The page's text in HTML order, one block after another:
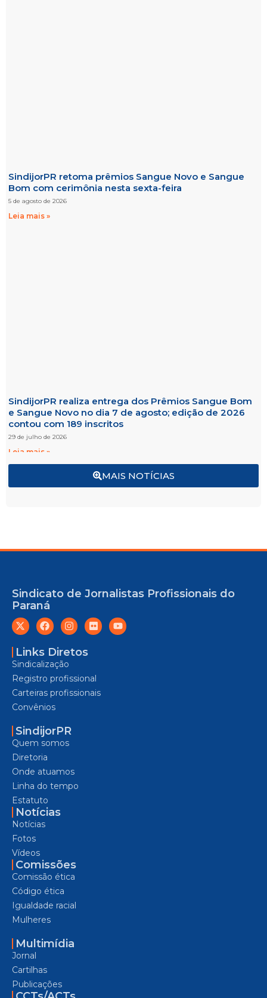
MAIS NOTÍCIAS
SindijorPR retoma prêmios Sangue Novo e Sangue
Bom com cerimônia nesta sexta-feira
5 de agosto de 2026
Leia mais »
SindijorPR realiza entrega dos Prêmios Sangue Bom
e Sangue Novo no dia 7 de agosto; edição de 2026
contou com 189 inscritos
29 de julho de 2026
Leia mais »
Sindicato de Jornalistas Profissionais do
Paraná
Links Diretos
Sindicalização
Registro profissional
Carteiras profissionais
Convênios
SindijorPR
Quem somos
Diretoria
Onde atuamos
Linha do tempo
Estatuto
Notícias
Notícias
Fotos
Vídeos
Comissões
Comissão ética
Código ética
Igualdade racial
Mulheres
Multimídia
Jornal
Cartilhas
Publicações